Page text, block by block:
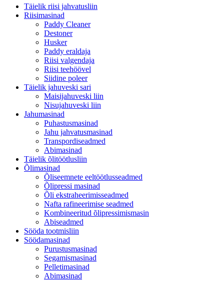
Täielik riisi jahvatusliin
Riisimasinad
Paddy Cleaner
Destoner
Husker
Paddy eraldaja
Riisi valgendaja
Riisi teehöövel
Siidine poleer
Täielik jahuveski sari
Maisijahuveski liin
Nisujahuveski liin
Jahumasinad
Puhastusmasinad
Jahu jahvatusmasinad
Transpordiseadmed
Abimasinad
Täielik õlitöötlusliin
Õlimasinad
Õliseemnete eeltöötlusseadmed
Õlipressi masinad
Õli ekstraheerimisseadmed
Nafta rafineerimise seadmed
Kombineeritud õlipressimismasin
Abiseadmed
Sööda tootmisliin
Söödamasinad
Purustusmasinad
Segamismasinad
Pelletimasinad
Abimasinad